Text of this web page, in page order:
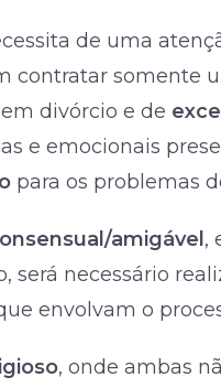
de uma
contratar somente
divórcio e de
e emocionais
para os problemas
amigável ,
será necessário
envolvam o
, onde ambas